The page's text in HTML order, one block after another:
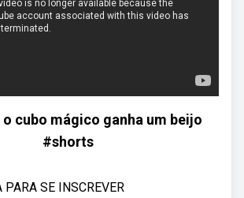
cubo mágico ganha um beijo
#shorts
PARA SE INSCREVER